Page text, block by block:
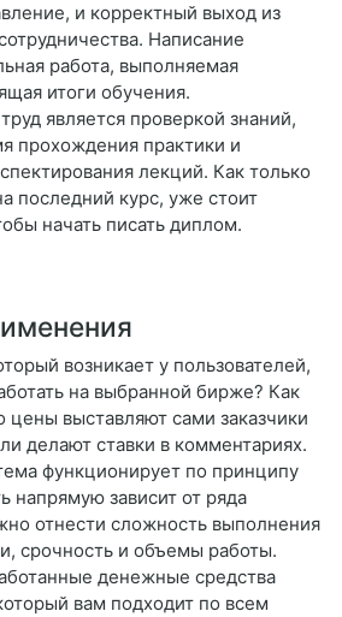
и корректный выход из
Написание
работа, выполняемая
итоги обучения.
является проверкой знаний,
прохождения практики и
лекций. Как только
последний курс, уже стоит
начать писать диплом.
возникает у пользователей,
на выбранной бирже? Как
цены выставляют сами заказчики
делают ставки в комментариях.
функционирует по принципу
напрямую зависит от ряда
отнести сложность выполнения
срочность и объемы работы.
денежные средства
вам подходит по всем